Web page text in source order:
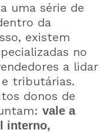
uma série de
da
existem
no
a lidar
tributárias.
donos de
vale a
interno,